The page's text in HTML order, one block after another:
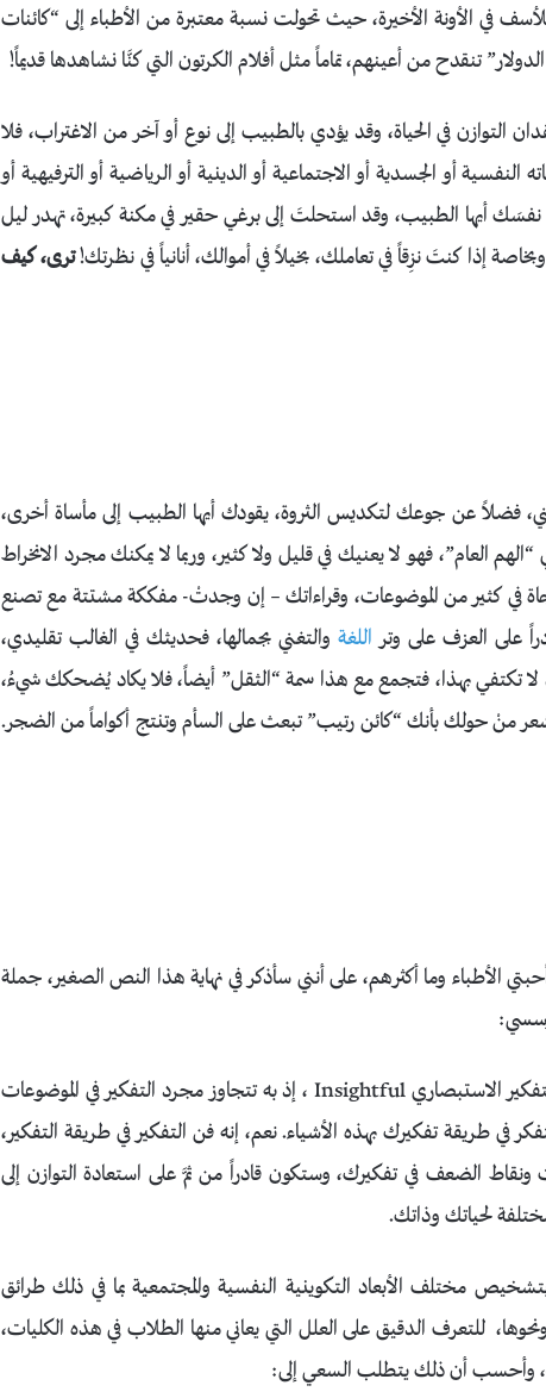
في الأونة الأخيرة، حيث تحولت نسبة معتبرة من الأطباء إلى “كائنات
تنقدح من أعينهم، تماماً مثل أفلام الكرتون التي كنَّا نشاهدها قديماً!
التوازن في الحياة، وقد يؤدي بالطبيب إلى نوع أو آخر من الاغتراب، فلا
النفسية أو الجسدية أو الاجتماعية أو الدينية أو الرياضية أو الترفيهية أو
نفسَك أيها الطبيب، وقد استحلتَ إلى برغي حقير في مكنة كبيرة، تهدر ليل
إذا كنتَ نزِقاً في تعاملك، بخيلاً في أموالك، أنانياً في نظرتك!ترى، كيف
فضلاً عن جوعك لتكديس الثروة، يقودك أيها الطبيب إلى مأساة أخرى،
العام”، فهو لا يعنيك في قليل ولا كثير، وربما لا يمكنك مجرد الانخراط
في كثير من الموضوعات، وقراءاتك – إن وجدتْ- مفككة مشتتة مع تصنع
على العزف على وتر اللغة والتغني بجمالها، فحديثك في الغالب تقليدي،
تكتفي بهذا، فتجمع مع هذا سمة “الثقل” أيضاً، فلا يكاد يُضحكك شيءُ،
منْ حولك بأنك “كائن رتيب” تبعث على السأم وتنتج أكواماً من الضجر.
الأطباء وما أكثرهم، على أنني سأذكر في نهاية هذا النص الصغير، جملة
الصعيد الشخصي: تحتاج أيها الطبيب أن تتقن فن التفكير الاستبصاري Insightful ، إذ به تتجاوز مجرد التفكير في الموضوعات
في طريقة تفكيرك بهذه الأشياء. نعم، إنه فن التفكير في طريقة التفكير،
الضعف في تفكيرك، وستكون قادراً من ثمَّ على استعادة التوازن إلى
لحياتك وذاتك.
مختلف الأبعاد التكوينية النفسية والمجتمعية بما في ذلك طرائق
للتعرف الدقيق على العلل التي يعاني منها الطلاب في هذه الكليات،
وأحسب أن ذلك يتطلب السعي إلى: